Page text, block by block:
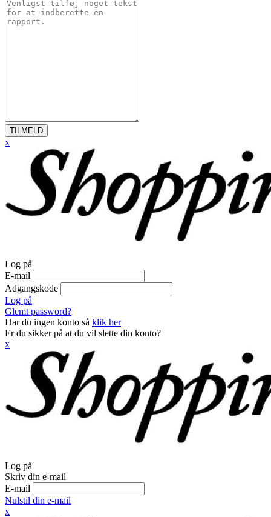
TILMELD
x
Log på
E-mail
Adgangskode
Log på
Glemt password?
Har du ingen konto så klik her
Er du sikker på at du vil slette din konto?
x
Log på
Skriv din e-mail
E-mail
Nulstil din e-mail
x